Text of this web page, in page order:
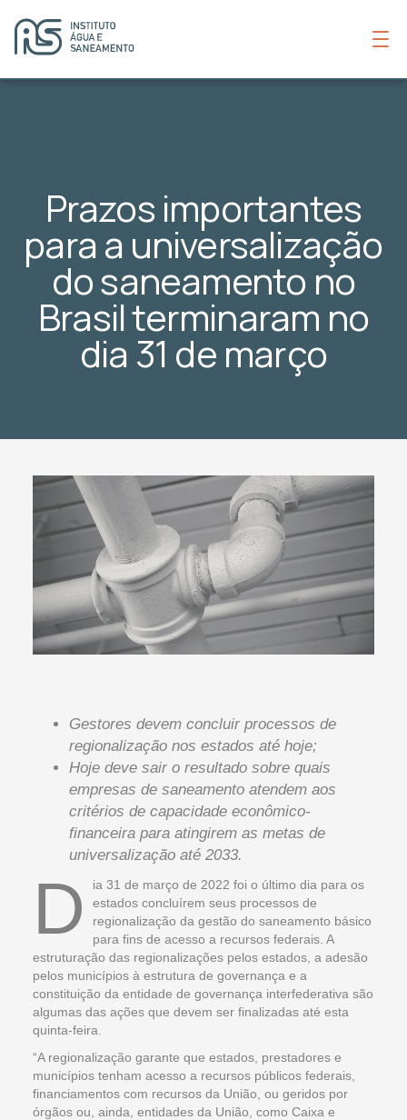
Prazos importantes
para a universalização
do saneamento no
Brasil terminaram no
dia 31 de março
Gestores devem concluir processos de
regionalização nos estados até hoje;
Hoje deve sair o resultado sobre quais
empresas de saneamento atendem aos
critérios de capacidade econômico-
financeira para atingirem as metas de
universalização até 2033.
D
ia 31 de março de 2022 foi o último dia para os
estados concluírem seus processos de
regionalização da gestão do saneamento básico
para fins de acesso a recursos federais. A
estruturação das regionalizações pelos estados, a adesão
pelos municípios à estrutura de governança e a
constituição da entidade de governança interfederativa são
algumas das ações que devem ser finalizadas até esta
quinta-feira.
“A regionalização garante que estados, prestadores e
municípios tenham acesso a recursos públicos federais,
financiamentos com recursos da União, ou geridos por
órgãos ou, ainda, entidades da União, como Caixa e